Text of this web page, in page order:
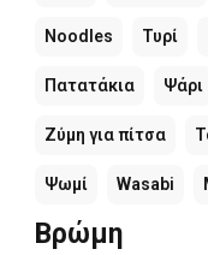
Noodles Τυρί
Πατατάκια Ψάρι
Ζύμη για πίτσα
Ψωμί Wasabi
Βρώμη